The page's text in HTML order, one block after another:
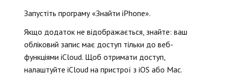
Запустіть програму «Знайти iPhone».
Якщо додаток не відображається, знайте: ваш
обліковий запис має доступ тільки до веб-
функціями iCloud. Щоб отримати доступ,
налаштуйте iCloud на пристрої з iOS або Mac.